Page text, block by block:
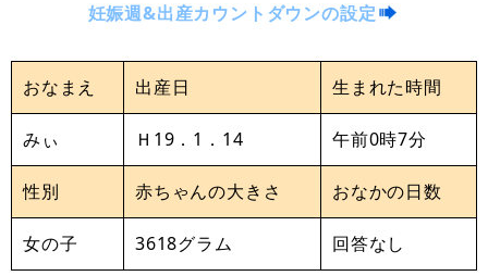
妊娠週&出産カウントダウンの設定
おなまえ 出産日 生まれた時間
みぃ Ｈ19．1．14 午前0時7分
性別 赤ちゃんの大きさ おなかの日数
女の子 3618グラム 回答なし